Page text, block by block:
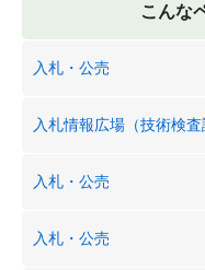
こんな
入札・公売
入札情報広場（技術検査
入札・公売
入札・公売